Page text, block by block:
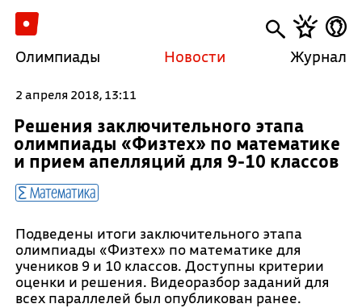
Олимпиады Новости Журнал
2 апреля 2018, 13:11
Решения заключительного этапа
олимпиады «Физтех» по математике
и прием апелляций для 9-10 классов
Математика
Подведены итоги заключительного этапа
олимпиады «Физтех» по математике для
учеников 9 и 10 классов. Доступны критерии
оценки и решения. Видеоразбор заданий для
всех параллелей был опубликован ранее.